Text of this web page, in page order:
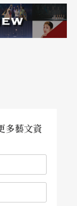
播放，更是吊
推動古典音樂
畢之後，同
，童言童語
鋼琴老師形
是成為幼稚
多藝文資